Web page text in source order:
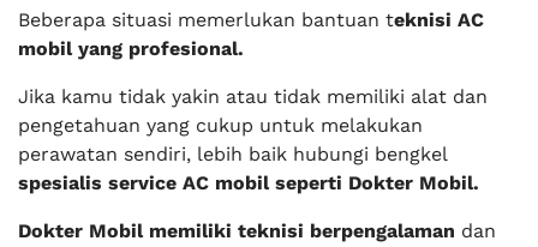
Beberapa situasi memerlukan bantuan teknisi AC
mobil yang profesional.
Jika kamu tidak yakin atau tidak memiliki alat dan
pengetahuan yang cukup untuk melakukan
perawatan sendiri, lebih baik hubungi bengkel
spesialis service AC mobil seperti Dokter Mobil.
Dokter Mobil memiliki teknisi berpengalaman dan